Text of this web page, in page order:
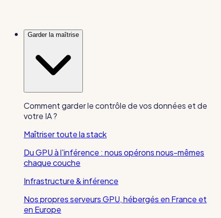
Garder la maîtrise
Comment garder le contrôle de vos données et de
votre IA ?
Maîtriser toute la stack
Du GPU à l'inférence : nous opérons nous-mêmes
chaque couche
Infrastructure & inférence
Nos propres serveurs GPU, hébergés en France et
en Europe